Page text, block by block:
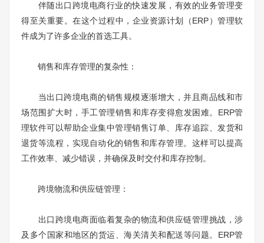
伴随出口跨境电商行业的快速发展，有效的业务管理变
得至关重要。在这个过程中，企业资源计划（ERP）管理软
件成为了许多企业的首选工具。
销售和库存管理的复杂性：
当出口跨境电商的销售规模逐渐增大，并且商品线和市
场范围扩大时，手工管理销售和库存变得愈发困难。ERP管
理软件可以帮助企业集中管理销售订单、库存追踪、发货和
退货等流程，实现自动化的销售和库存管理。这样可以提高
工作效率、减少错误，并确保及时交付和库存控制。
跨境物流和供应链管理：
出口跨境电商面临着复杂的物流和供应链管理挑战，涉
及多个国家和地区的货运、海关清关和配送等问题。ERP管